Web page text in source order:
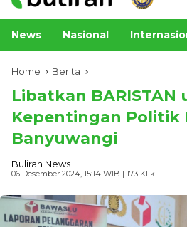
News Nasional
Home Berita
Libatkan BARISTAN
Kepentingan Politik
Banyuwangi
Buliran News
06 Desember 2024, 15:14 WIB | 173 Klik